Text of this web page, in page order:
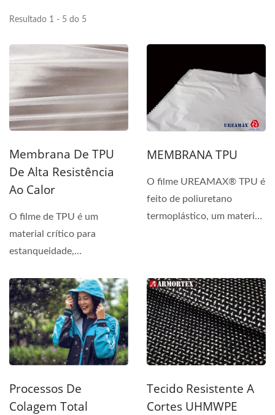
Resultado 1 - 5 do 5
Membrana De TPU
De Alta Resistência
Ao Calor
O filme de TPU é um
material crítico para
estanqueidade,
produção...
MEMBRANA TPU
O filme UREAMAX® TPU é
feito de poliuretano
termoplástico, um material
Processos De
Colagem Total
Tecido Resistente A
Cortes UHMWPE